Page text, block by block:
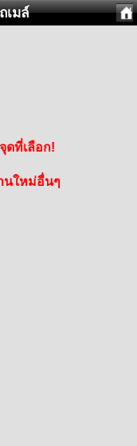
เมล์
ดที่เลือก!
นใหม่อื่นๆ